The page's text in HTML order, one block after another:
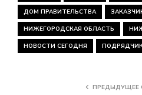
ДОМ ПРАВИТЕЛЬСТВА
НИЖЕГОРОДСКАЯ ОБЛАСТЬ
НОВОСТИ СЕГОДНЯ
ПРЕДЫДУЩЕЕ